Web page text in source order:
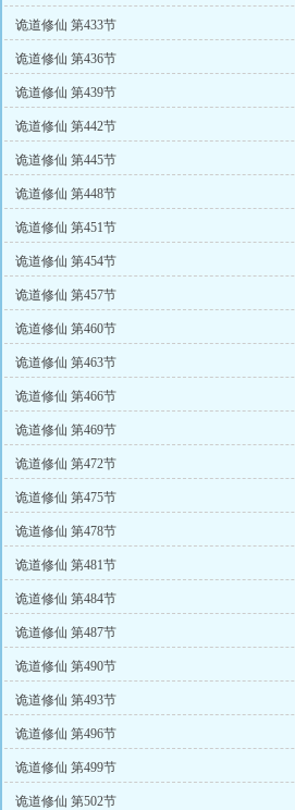
诡道修仙 第433节
诡道修仙 第436节
诡道修仙 第439节
诡道修仙 第442节
诡道修仙 第445节
诡道修仙 第448节
诡道修仙 第451节
诡道修仙 第454节
诡道修仙 第457节
诡道修仙 第460节
诡道修仙 第463节
诡道修仙 第466节
诡道修仙 第469节
诡道修仙 第472节
诡道修仙 第475节
诡道修仙 第478节
诡道修仙 第481节
诡道修仙 第484节
诡道修仙 第487节
诡道修仙 第490节
诡道修仙 第493节
诡道修仙 第496节
诡道修仙 第499节
诡道修仙 第502节